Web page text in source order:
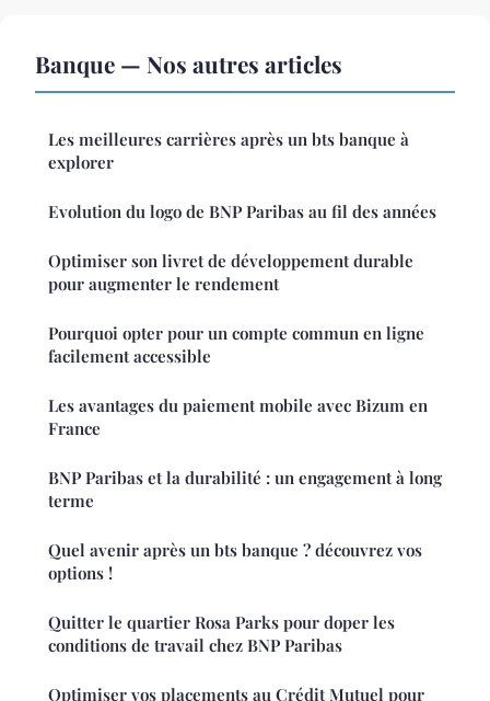
Banque — Nos autres articles
Les meilleures carrières après un bts banque à
explorer
Evolution du logo de BNP Paribas au fil des années
Optimiser son livret de développement durable
pour augmenter le rendement
Pourquoi opter pour un compte commun en ligne
facilement accessible
Les avantages du paiement mobile avec Bizum en
France
BNP Paribas et la durabilité : un engagement à long
terme
Quel avenir après un bts banque ? découvrez vos
options !
Quitter le quartier Rosa Parks pour doper les
conditions de travail chez BNP Paribas
Optimiser vos placements au Crédit Mutuel pour